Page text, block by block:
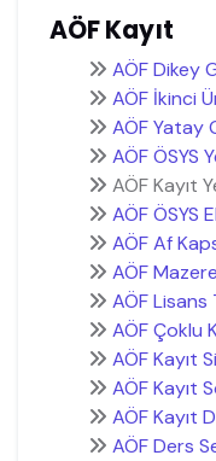
AÖF Kayıt
AÖF Dikey
AÖF İkinci
AÖF Yatay
AÖF ÖSYS
AÖF Kayıt
AÖF ÖSYS
AÖF Af
AÖF
AÖF Lisans
AÖF Çoklu
AÖF Kayıt
AÖF Kayıt
AÖF Kayıt
AÖF Ders